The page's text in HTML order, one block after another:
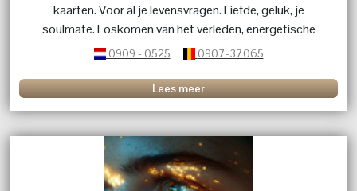
kaarten. Voor al je levensvragen. Liefde, geluk, je
soulmate. Loskomen van het verleden, energetische
beschermihg, narcistische interacties, persoonlijke
0909 - 0525 0907-37065
Lees meer